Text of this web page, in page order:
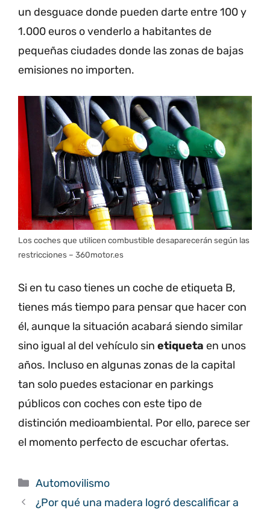
un desguace donde pueden darte entre 100 y
1.000 euros o venderlo a habitantes de
pequeñas ciudades donde las zonas de bajas
emisiones no importen.
Los coches que utilicen combustible desaparecerán según las
restricciones – 360motor.es
Si en tu caso tienes un coche de etiqueta B,
tienes más tiempo para pensar que hacer con
él, aunque la situación acabará siendo similar
sino igual al del vehículo sin etiqueta en unos
años. Incluso en algunas zonas de la capital
tan solo puedes estacionar en parkings
públicos con coches con este tipo de
distinción medioambiental. Por ello, parece ser
el momento perfecto de escuchar ofertas.
Categorías
Automovilismo
¿Por qué una madera logró descalificar a